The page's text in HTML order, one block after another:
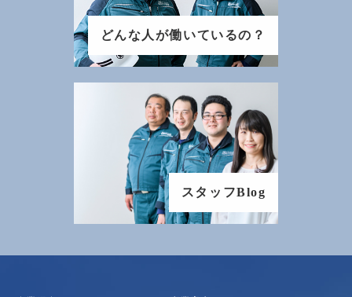
どんな人が働いているの？
スタッフBlog